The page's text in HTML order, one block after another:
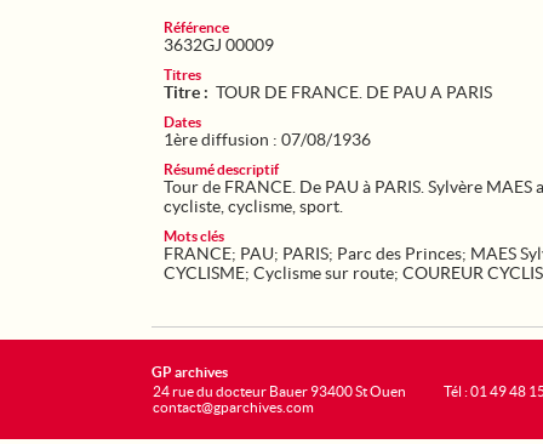
Référence
3632GJ 00009
Titres
Titre : TOUR DE FRANCE. DE PAU A PARIS
Dates
1ère diffusion : 07/08/1936
Résumé descriptif
Tour de FRANCE. De PAU à PARIS. Sylvère
cycliste, cyclisme, sport.
Mots clés
FRANCE; PAU; PARIS; Parc des Princes; MAES
CYCLISME; Cyclisme sur route; COUREUR
GP archives
24 rue du docteur Bauer 93400 St Ouen
contact@gparchives.com
Tél : 01 49 48